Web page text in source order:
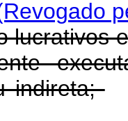
lucrativos
indireta;